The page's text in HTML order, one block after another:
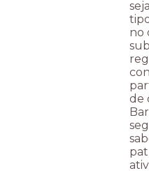
no
de